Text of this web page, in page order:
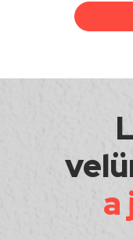
a